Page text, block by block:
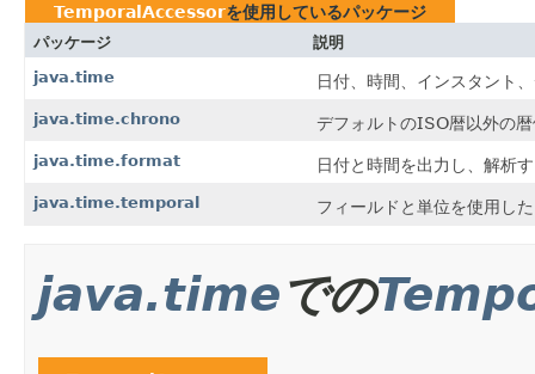
TemporalAccessorを使用しているパッケージ
パッケージ
説明
java.time
日付、時間、インスタント
java.time.chrono デフォルトのISO暦以外の
java.time.format 日付と時間を出力し、解析
java.time.temporal フィールドと単位を使用し
java.timeでの